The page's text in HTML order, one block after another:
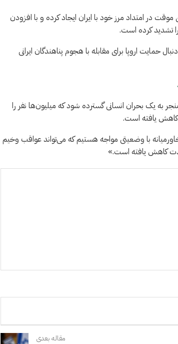
در امتداد مرز خود با ایران ایجاد کرده و با افزودن
حمایت اروپا برای مقابله با هجوم پناهندگان ایرانی
به یک بحران انسانی گسترده شود که میلیون‌ها نفر را
کاهش یافته است.
با وضعیتی مواجه هستیم که می‌تواند عواقب وخیم
کاهش یافته است.»
مقاله بعدی